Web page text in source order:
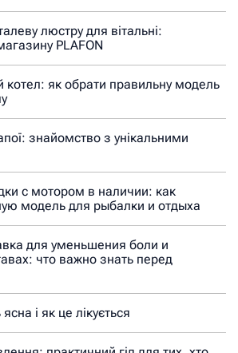
люстру для вітальні:
PLAFON
котел: як обрати правильну модель
знайомство з унікальними
с мотором в наличии: как
модель для рыбалки и отдыха
для уменьшения боли и
что важно знать перед
і як це лікується